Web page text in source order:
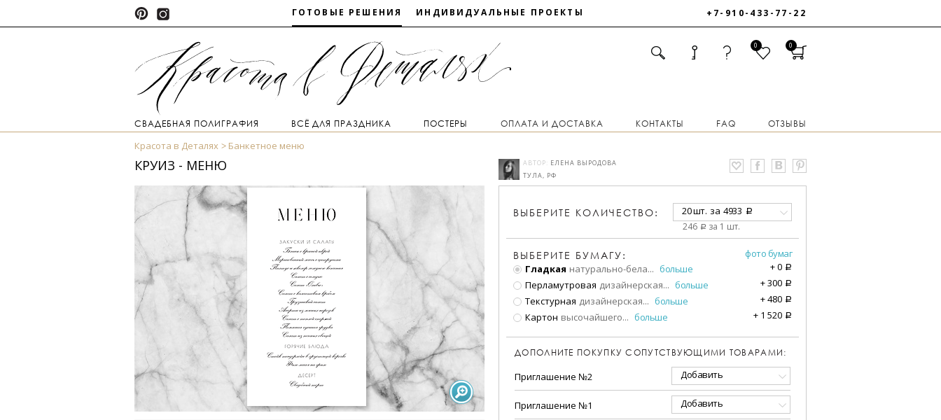
ГОТОВЫЕ РЕШЕНИЯ ИНДИВИДУАЛЬНЫЕ ПРОЕКТЫ +7-910-433-77-22
0 0
СВАДЕБНАЯ ПОЛИГРАФИЯ ВСЁ ДЛЯ ПРАЗДНИКА ПОСТЕРЫ ОПЛАТА И ДОСТАВКА КОНТАКТЫ FAQ ОТЗЫВЫ
Красота в Деталях Банкетное меню
КРУИЗ - МЕНЮ АВТОР: ЕЛЕНА ВЫРОДОВА
ТУЛА, РФ
ВЫБЕРИТЕ КОЛИЧЕСТВО: 20 шт. за 4933 a
246 a за 1 шт.
ВЫБЕРИТЕ БУМАГУ:
фото бумаг
Гладкая натурально-бела... больше +0 a
Перламутровая дизайнерская... больше +300 a
Текстурная дизайнерская... больше +480 a
Картон высочайшего... больше + 1 520 a
ДОПОЛНИТЕ ПОКУПКУ СОПУТСТВУЮЩИМИ ТОВАРАМИ:
Приглашение №2 Добавить
Приглашение №1 Добавить